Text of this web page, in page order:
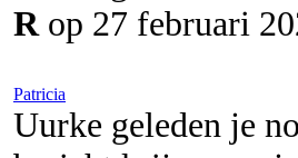
R op 27 februari
Patricia
Uurke geleden je